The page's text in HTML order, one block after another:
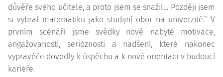
důvěře svého učitele, a proto jsem se snažil… Později jsem
si vybral matematiku jako studijní obor na univerzitě.“ V
prvním scénáři jsme svědky nově nabyté motivace,
angažovanosti, serióznosti a nadšení, které nakonec
vypravěče dovedly k úspěchu a k nové orientaci v budoucí
kariéře.